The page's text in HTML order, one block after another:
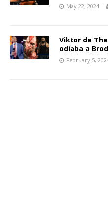
May 22, 2024
Viktor de
odiaba a
February 5,